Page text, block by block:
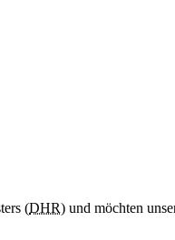
(DHR) und möchten